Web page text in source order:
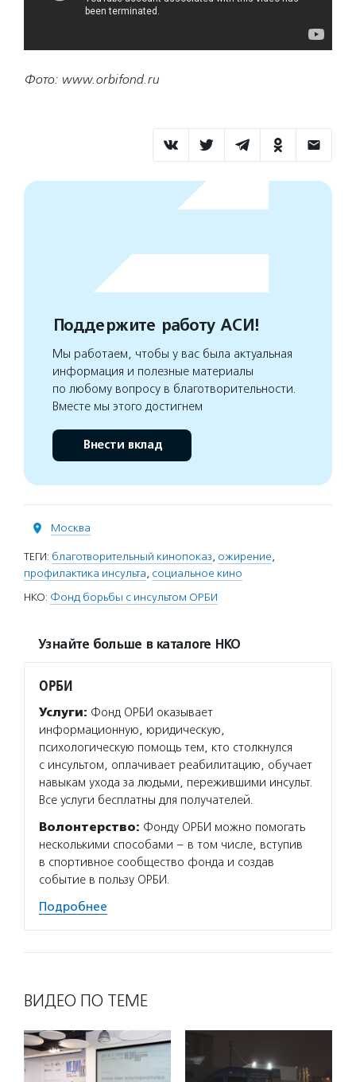
Фото: www.orbifond.ru
Поддержите работу АСИ!
Мы работаем, чтобы у вас была актуальная
информация и полезные материалы
по любому вопросу в благотворительности.
Вместе мы этого достигнем
Внести вклад
Москва
ТЕГИ: благотворительный кинопоказ, ожирение,
профилактика инсульта, социальное кино
НКО: Фонд борьбы с инсультом ОРБИ
Узнайте больше в каталоге НКО
ОРБИ
Услуги: Фонд ОРБИ оказывает
информационную, юридическую,
психологическую помощь тем, кто столкнулся
с инсультом, оплачивает реабилитацию, обучает
навыкам ухода за людьми, пережившими инсульт.
Все услуги бесплатны для получателей.
Волонтерство: Фонду ОРБИ можно помогать
несколькими способами – в том числе, вступив
в спортивное сообщество фонда и создав
событие в пользу ОРБИ.
Подробнее
ВИДЕО ПО ТЕМЕ